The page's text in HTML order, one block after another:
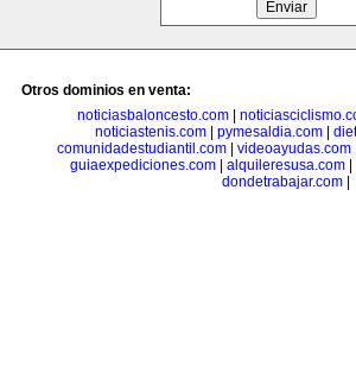
Otros dominios en venta:
noticiasbaloncesto.com
noticiastenis.com
pymesaldia.com
comunidadestudiantil.com| videoayudas.com
guiaexpediciones.com| alquileresusa.com|
dondetrabajar.com